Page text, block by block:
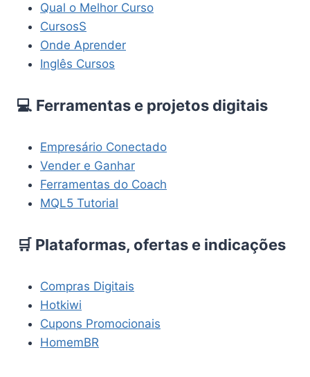
Qual o Melhor Curso
CursosS
Onde Aprender
Inglês Cursos
💻 Ferramentas e projetos digitais
Empresário Conectado
Vender e Ganhar
Ferramentas do Coach
MQL5 Tutorial
🛒 Plataformas, ofertas e indicações
Compras Digitais
Hotkiwi
Cupons Promocionais
HomemBR